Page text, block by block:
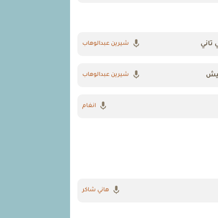
تاني شيرين عبدالوهاب
شيرين عبدالوهاب
انغام
هاني شاكر